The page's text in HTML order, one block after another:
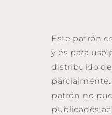
Este patrón
y es para uso
distribuido
patrón no
publicados